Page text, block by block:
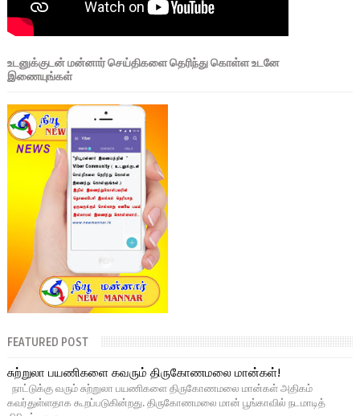
உடனுக்குடன் மன்னார் செய்திகளை தெரிந்து கொள்ள உடனே
இணையுங்கள்
FEATURED POST
சுற்றுலா பயணிகளை கவரும் திருகோணமலை மான்கள்!
நாட்டுக்கு வரும் சுற்றுலா பயணிகளை திருகோணமலை மான்கள் அதிகம்
கவர்துள்ளதாக கூறப்படுகின்றது. திருகோணமலை மான் பூங்காவில் நடமாடித்